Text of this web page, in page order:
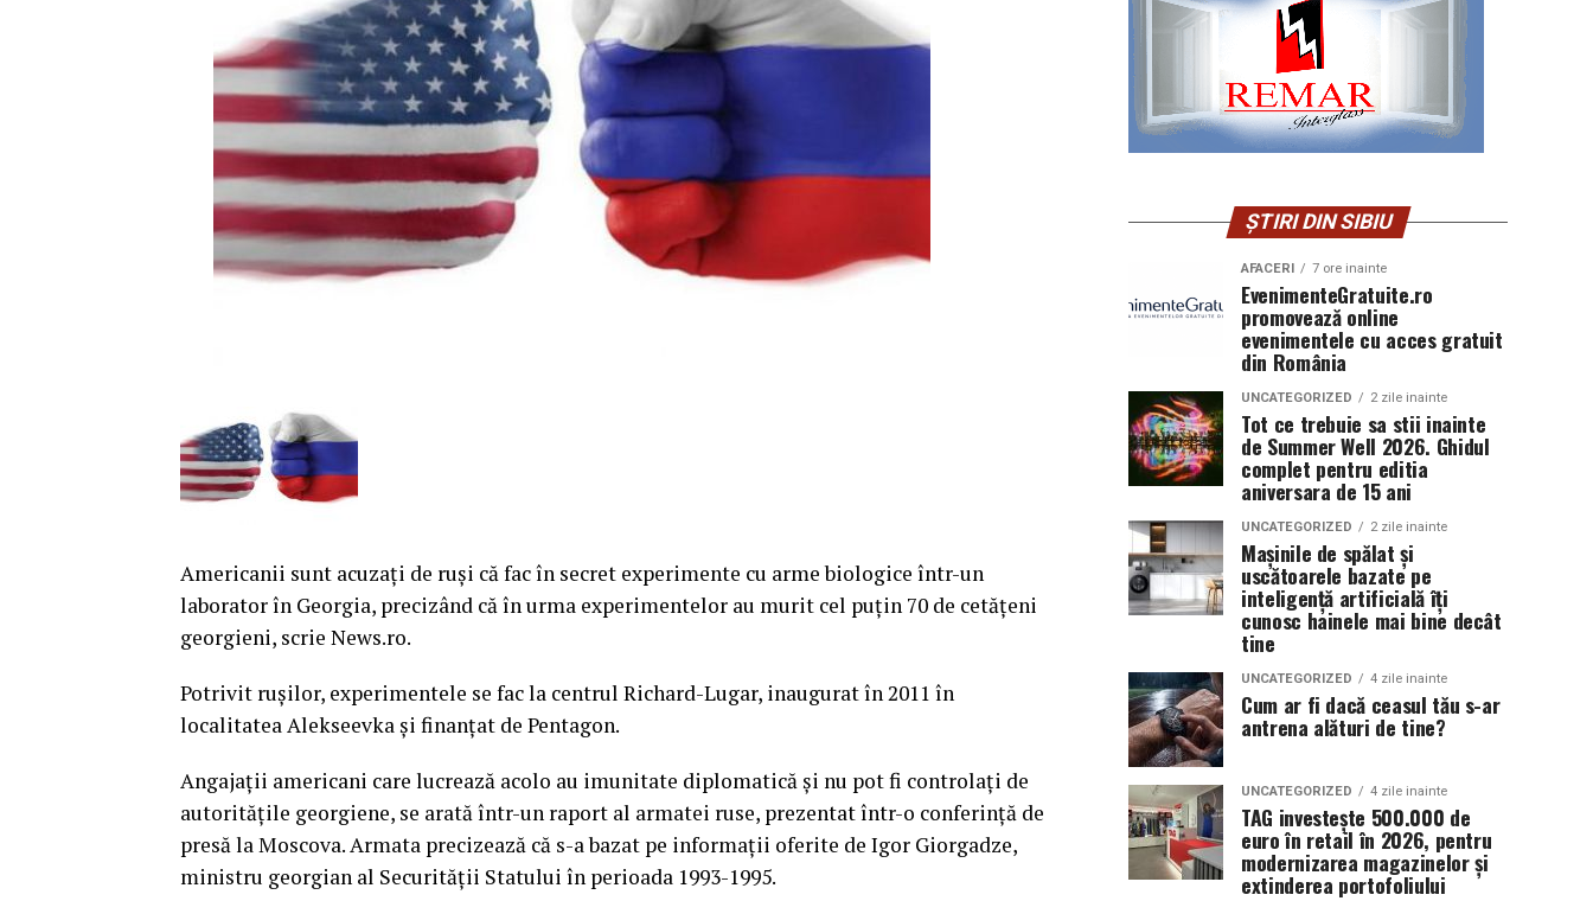
Americanii sunt acuzaţi de ruşi că fac în secret experimente cu arme biologice într-un
laborator în Georgia, precizând că în urma experimentelor au murit cel puţin 70 de cetăţeni
georgieni, scrie News.ro.
Potrivit ruşilor, experimentele se fac la centrul Richard-Lugar, inaugurat în 2011 în
localitatea Alekseevka şi finanţat de Pentagon.
Angajaţii americani care lucrează acolo au imunitate diplomatică şi nu pot fi controlaţi de
autorităţile georgiene, se arată într-un raport al armatei ruse, prezentat într-o conferinţă de
presă la Moscova.Armata precizează că s-a bazat pe informaţii oferite de Igor Giorgadze,
ministru georgian al Securităţii Statului în perioada 1993-1995.
ȘTIRI DIN SIBIU
AFACERI 7 ore inainte
EvenimenteGratuite.ro
promovează online
evenimentele cu acces gratuit
din România
UNCATEGORIZED 2 zile inainte
Tot ce trebuie sa stii inainte
de Summer Well 2026. Ghidul
complet pentru editia
aniversara de 15 ani
UNCATEGORIZED 2 zile inainte
Mașinile de spălat și
uscătoarele bazate pe
inteligență artificială îți
cunosc hainele mai bine decât
tine
UNCATEGORIZED 4 zile inainte
Cum ar fi dacă ceasul tău s-ar
antrena alături de tine?
UNCATEGORIZED 4 zile inainte
TAG investește 500.000 de
euro în retail în 2026, pentru
modernizarea magazinelor și
extinderea portofoliului